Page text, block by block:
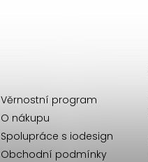
Věrnostní program
O nákupu
Spolupráce s iodesign
Obchodní podmínky